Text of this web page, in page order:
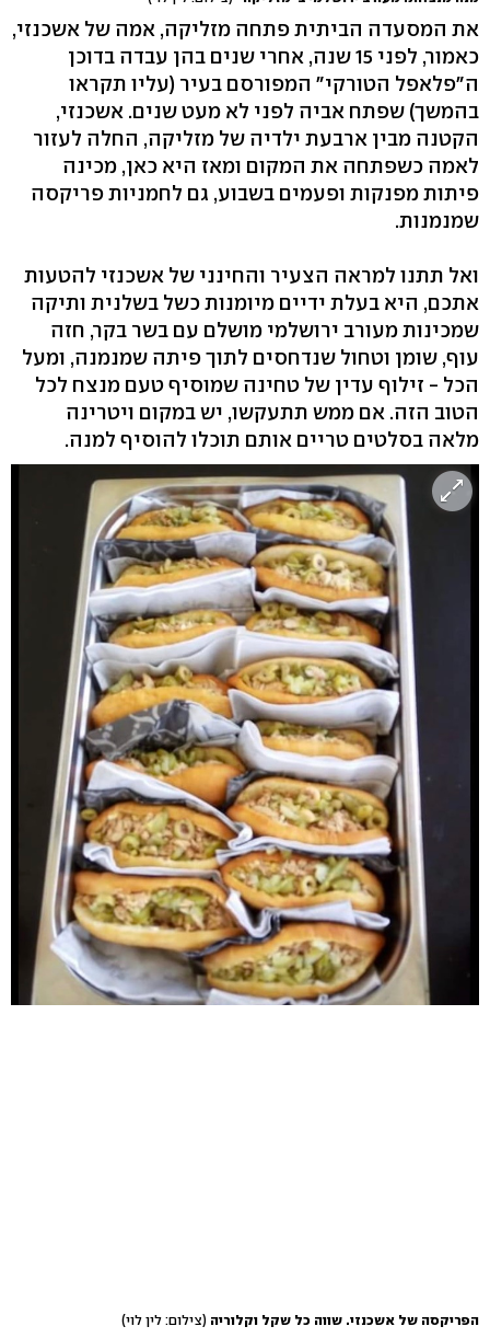
את המסעדה הביתית פתחה מזליקה, אמה של אשכנזי,
כאמור, לפני 15 שנה, אחרי שנים בהן עבדה בדוכן
ה"פלאפל הטורקי" המפורסם בעיר (עליו תקראו
בהמשך) שפתח אביה לפני לא מעט שנים. אשכנזי,
הקטנה מבין ארבעת ילדיה של מזליקה, החלה לעזור
לאמה כשפתחה את המקום ומאז היא כאן, מכינה
פיתות מפנקות ופעמים בשבוע, גם לחמניות פריקסה
שמנמנות.
ואל תתנו למראה הצעיר והחינני של אשכנזי להטעות
אתכם, היא בעלת ידיים מיומנות כשל בשלנית ותיקה
שמכינות מעורב ירושלמי מושלם עם בשר בקר, חזה
עוף, שומן וטחול שנדחסים לתוך פיתה שמנמנה, ומעל
הכל - זילוף עדין של טחינה שמוסיף טעם מנצח לכל
הטוב הזה. אם ממש תתעקשו, יש במקום ויטרינה
מלאה בסלטים טריים אותם תוכלו להוסיף למנה.
הפריקסה של אשכנזי. שווה כל שקל וקלוריה (צילום: לין לוי)